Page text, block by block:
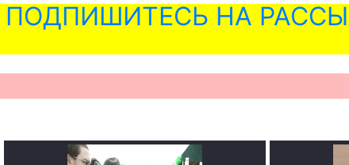
ПОДПИШИТЕСЬ НА